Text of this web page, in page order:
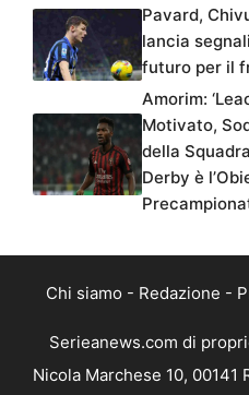
Pavard,
lancia
futuro per il
Amorim:
Motivato,
della
Derby è
Chi siamo - Redazione -
Serieanews.com di
Nicola Marchese 10, 00141